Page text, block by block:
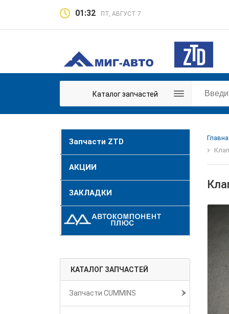
01:32 ПТ, АВГУСТ 7
Каталог запчастей
Запчасти ZTD
АКЦИИ
ЗАКЛАДКИ
КАТАЛОГ ЗАПЧАСТЕЙ
Запчасти CUMMINS